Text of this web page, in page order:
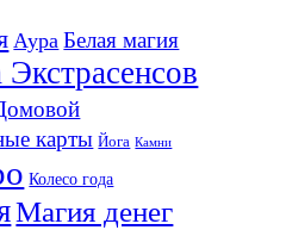
Аура Белая магия
Экстрасенсов
карты Йога Камни
Колесо года
Магия денег